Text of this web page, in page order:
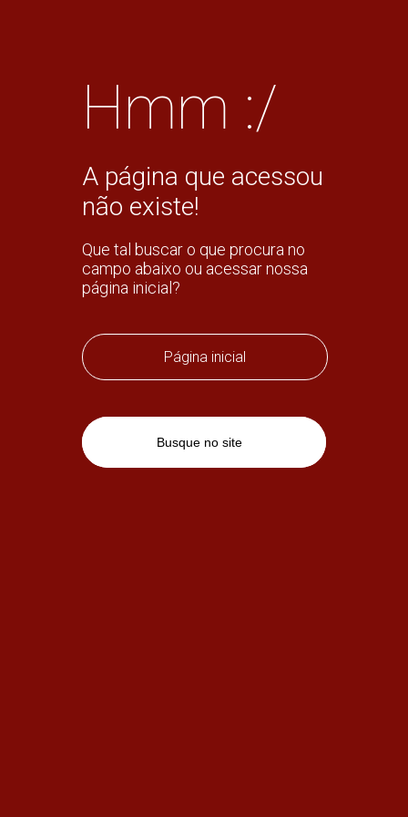
Hmm :/
A página que acessou
não existe!
Que tal buscar o que procura no
campo abaixo ou acessar nossa
página inicial?
Página inicial